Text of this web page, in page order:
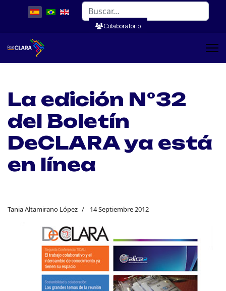
Buscar
Colaboratorio
La edición N°32
del Boletín
DeCLARA ya está
en línea
Tania Altamirano López 14 Septiembre 2012